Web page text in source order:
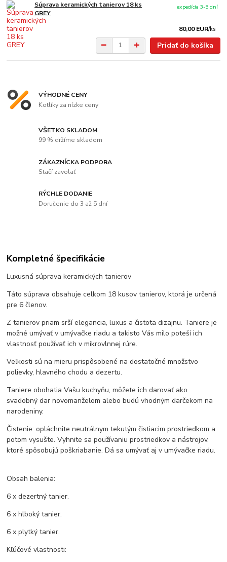
Súprava keramických tanierov 18 ks
GREY
80,00 EUR/ks
expedícia 3-5 dní
Pridať do košíka
VÝHODNÉ CENY
Kotlíky za nízke ceny
VŠETKO SKLADOM
99 % držíme skladom
ZÁKAZNÍCKA PODPORA
Stačí zavolať
RÝCHLE DODANIE
Doručenie do 3 až 5 dní
Kompletné špecifikácie
Luxusná súprava keramických tanierov
Táto súprava obsahuje celkom 18 kusov tanierov, ktorá je určená
pre 6 členov.
Z tanierov priam srší elegancia, luxus a čistota dizajnu. Taniere je
možné umývať v umývačke riadu a takisto Vás milo poteší ich
vlastnosť používať ich v mikrovlnnej rúre.
Veľkosti sú na mieru prispôsobené na dostatočné množstvo
polievky, hlavného chodu a dezertu.
Taniere obohatia Vašu kuchyňu, môžete ich darovať ako
svadobný dar novomanželom alebo budú vhodným darčekom na
narodeniny.
Čistenie: opláchnite neutrálnym tekutým čistiacim prostriedkom a
potom vysušte. Vyhnite sa používaniu prostriedkov a nástrojov,
ktoré spôsobujú poškriabanie. Dá sa umývať aj v umývačke riadu.
Obsah balenia:
6 x dezertný tanier.
6 x hlboký tanier.
6 x plytký tanier.
Kľúčové vlastnosti: